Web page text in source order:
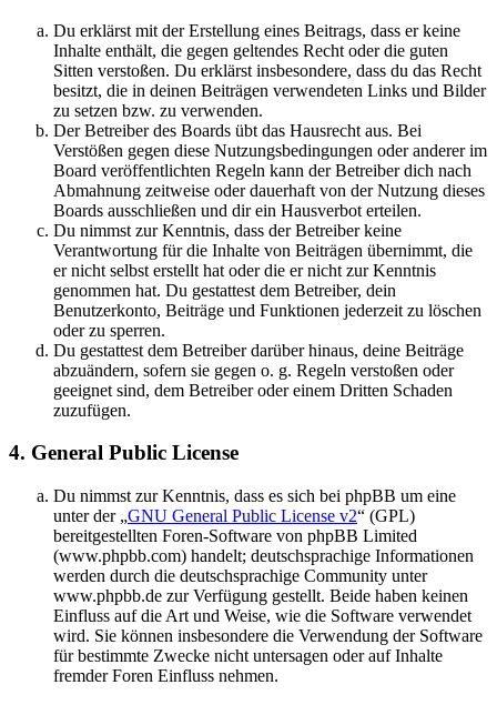
Du erklärst mit der Erstellung eines Beitrags, dass er keine
Inhalte enthält, die gegen geltendes Recht oder die guten
Sitten verstoßen. Du erklärst insbesondere, dass du das Recht
besitzt, die in deinen Beiträgen verwendeten Links und Bilder
zu setzen bzw. zu verwenden.
Der Betreiber des Boards übt das Hausrecht aus. Bei
Verstößen gegen diese Nutzungsbedingungen oder anderer im
Board veröffentlichten Regeln kann der Betreiber dich nach
Abmahnung zeitweise oder dauerhaft von der Nutzung dieses
Boards ausschließen und dir ein Hausverbot erteilen.
Du nimmst zur Kenntnis, dass der Betreiber keine
Verantwortung für die Inhalte von Beiträgen übernimmt, die
er nicht selbst erstellt hat oder die er nicht zur Kenntnis
genommen hat. Du gestattest dem Betreiber, dein
Benutzerkonto, Beiträge und Funktionen jederzeit zu löschen
oder zu sperren.
Du gestattest dem Betreiber darüber hinaus, deine Beiträge
abzuändern, sofern sie gegen o. g. Regeln verstoßen oder
geeignet sind, dem Betreiber oder einem Dritten Schaden
zuzufügen.
4. General Public License
Du nimmst zur Kenntnis, dass es sich bei phpBB um eine
unter der „GNU General Public License v2“ (GPL)
bereitgestellten Foren-Software von phpBB Limited
(www.phpbb.com) handelt; deutschsprachige Informationen
werden durch die deutschsprachige Community unter
www.phpbb.de zur Verfügung gestellt. Beide haben keinen
Einfluss auf die Art und Weise, wie die Software verwendet
wird. Sie können insbesondere die Verwendung der Software
für bestimmte Zwecke nicht untersagen oder auf Inhalte
fremder Foren Einfluss nehmen.